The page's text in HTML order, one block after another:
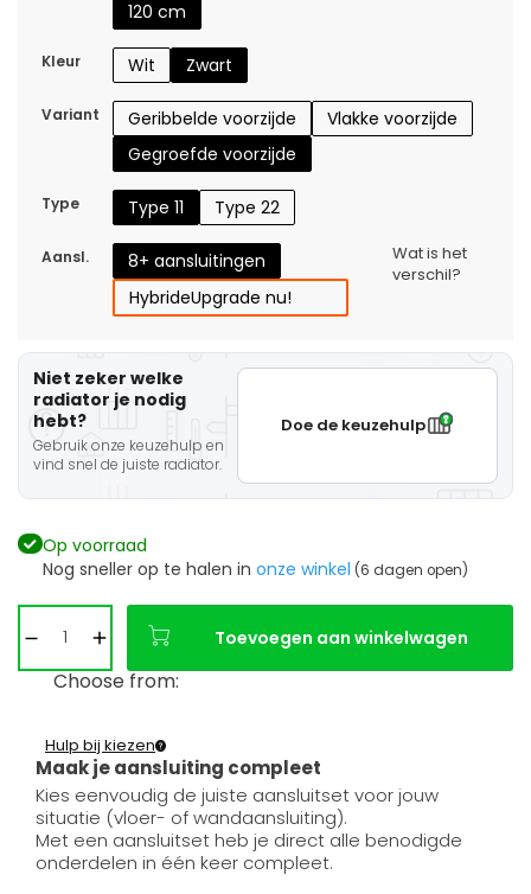
120 cm
Kleur Wit Zwart
Variant Geribbelde voorzijde
Vlakke voorzijde
Gegroefde voorzijde
Type Type 11 Type 22
Aansl.
8+ aansluitingen
HybrideUpgrade nu!
Wat is het
verschil?
Niet zeker welke
radiator je nodig
hebt?
Gebruik onze keuzehulp en
vind snel de juiste radiator.
Doe de keuzehulp
Op voorraad
Nog sneller op te halen in onze winkel (6 dagen open)
Toevoegen aan winkelwagen
Choose from:
Maak je aansluiting compleet
Hulp bij kiezen
Kies eenvoudig de juiste aansluitset voor jouw
situatie (vloer- of wandaansluiting).
Met een aansluitset heb je direct alle benodigde
onderdelen in één keer compleet.